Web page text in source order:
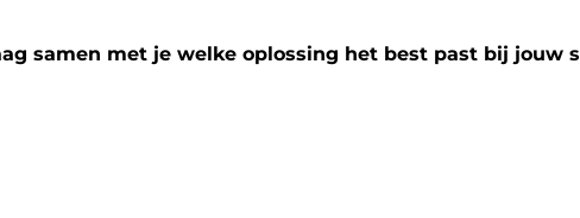
samen met je welke oplossing het best past bij jouw